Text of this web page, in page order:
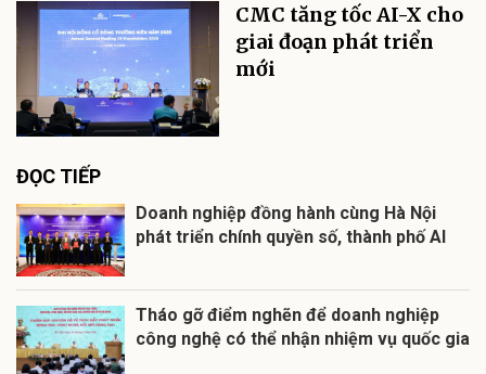
CMC tăng tốc AI-X cho
giai đoạn phát triển
mới
ĐỌC TIẾP
Doanh nghiệp đồng hành cùng Hà Nội
phát triển chính quyền số, thành phố AI
Tháo gỡ điểm nghẽn để doanh nghiệp
công nghệ có thể nhận nhiệm vụ quốc gia